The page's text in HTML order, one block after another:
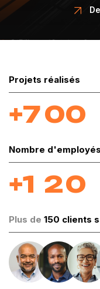
Projets réalisés
+700
Nombre d'employés
+1 20
Plus de 150 clients